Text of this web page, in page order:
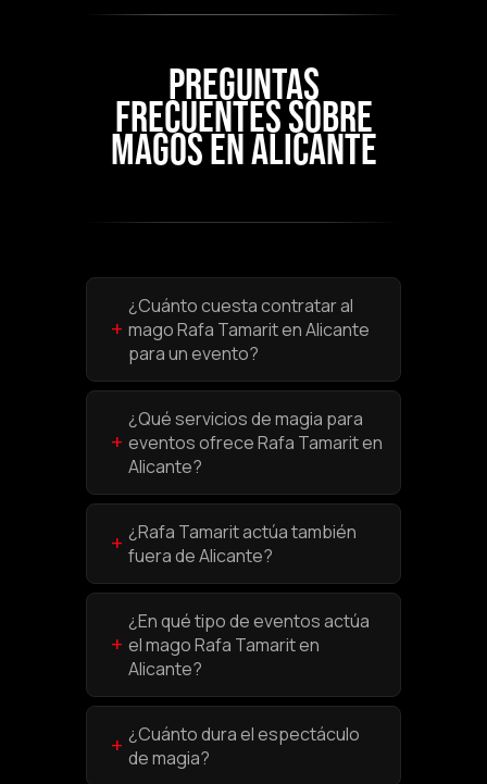
PREGUNTAS
FRECUENTES SOBRE
MAGOS EN ALICANTE
+
¿Cuánto cuesta contratar al
mago Rafa Tamarit en Alicante
para un evento?
+
¿Qué servicios de magia para
eventos ofrece Rafa Tamarit en
Alicante?
+ ¿Rafa Tamarit actúa también
fuera de Alicante?
+
¿En qué tipo de eventos actúa
el mago Rafa Tamarit en
Alicante?
+ ¿Cuánto dura el espectáculo
de magia?